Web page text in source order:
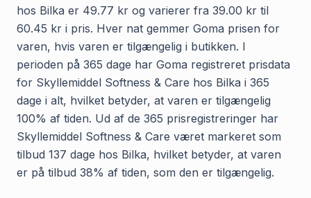
hos Bilka er 49.77 kr og varierer fra 39.00 kr til
60.45 kr i pris. Hver nat gemmer Goma prisen for
varen, hvis varen er tilgængelig i butikken. I
perioden på 365 dage har Goma registreret prisdata
for Skyllemiddel Softness & Care hos Bilka i 365
dage i alt, hvilket betyder, at varen er tilgængelig
100% af tiden. Ud af de 365 prisregistreringer har
Skyllemiddel Softness & Care været markeret som
tilbud 137 dage hos Bilka, hvilket betyder, at varen
er på tilbud 38% af tiden, som den er tilgængelig.